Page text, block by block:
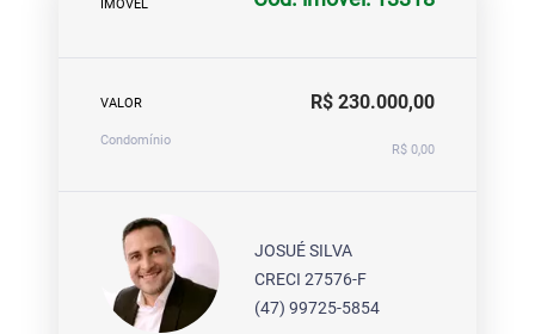
IMÓVEL
VALOR R$ 230.000,00
Condomínio
R$ 0,00
JOSUÉ SILVA
CRECI 27576-F
(47) 99725-5854